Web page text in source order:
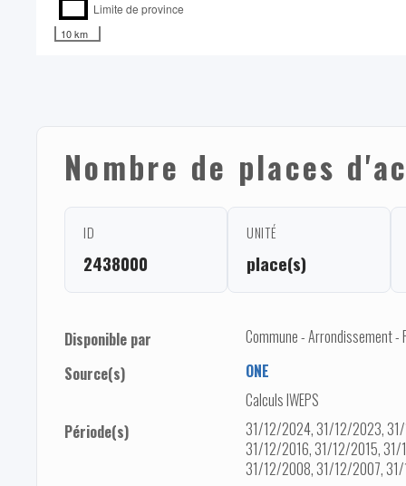
Limite de province
10 km
Nombre de places
ID
2438000
UNITÉ
place(s)
Disponible par
Commune - Arrondissement -
Source(s)
ONE
Calculs IWEPS
Période(s)
31/12/2024, 31/12/2023,
31/12/2016, 31/12/2015,
31/12/2008, 31/12/2007,